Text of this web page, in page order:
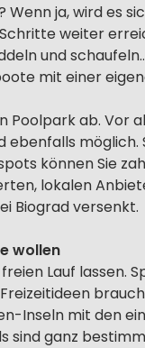
Wenn ja, wird es
weiter
und
mit einer
ab. Vor
ebenfalls
können Sie
lokalen
Biograd versenkt.
wollen
Lauf lassen.
Inseln mit den
ganz